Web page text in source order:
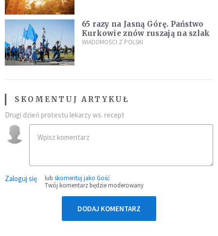
65 razy na Jasną Górę. Państwo
Kurkowie znów ruszają na szlak
WIADOMOŚCI Z POLSKI
SKOMENTUJ ARTYKUŁ
Drugi dzień protestu lekarzy ws. recept
Zaloguj się lub skomentuj jako Gość
Twój komentarz będzie moderowany
DODAJ KOMENTARZ